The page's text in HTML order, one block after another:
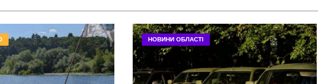
НОВИНИ ОБЛАСТІ